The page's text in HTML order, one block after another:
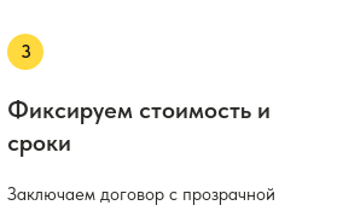
Фиксируем стоимость и
сроки
Заключаем договор с прозрачной